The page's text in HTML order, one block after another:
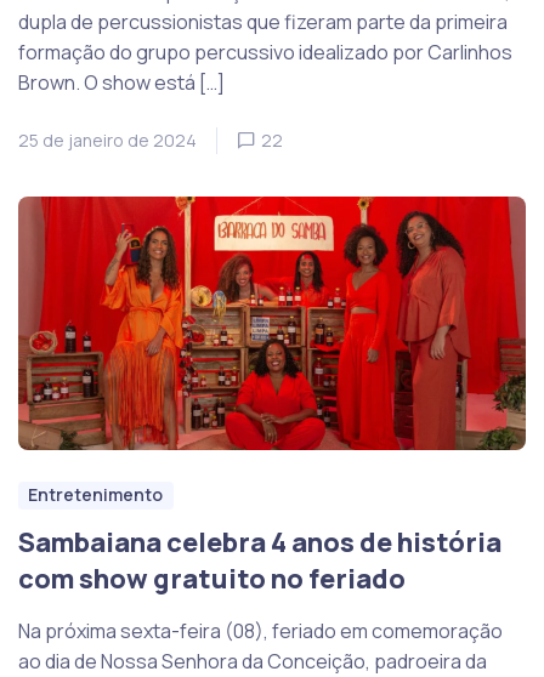
dupla de percussionistas que fizeram parte da primeira
formação do grupo percussivo idealizado por Carlinhos
Brown. O show está […]
25 de janeiro de 2024 22
Entretenimento
Sambaiana celebra 4 anos de história
com show gratuito no feriado
Na próxima sexta-feira (08), feriado em comemoração
ao dia de Nossa Senhora da Conceição, padroeira da